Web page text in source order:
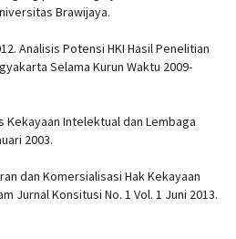
Brawijaya.
Analisis Potensi HKI Hasil Penelitian
Selama Kurun Waktu 2009-
Kekayaan Intelektual dan Lembaga
2003.
dan Komersialisasi Hak Kekayaan
Jurnal Konsitusi No. 1 Vol. 1 Juni 2013.